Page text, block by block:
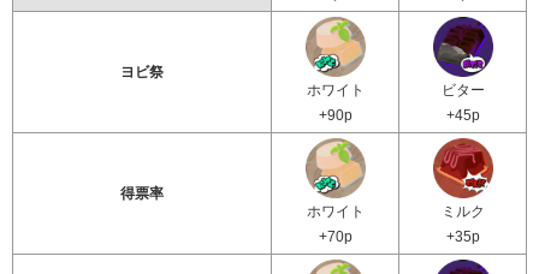
ヨビ祭
ホワイト
+90p
ビター
+45p
得票率
ホワイト
+70p
ミルク
+35p